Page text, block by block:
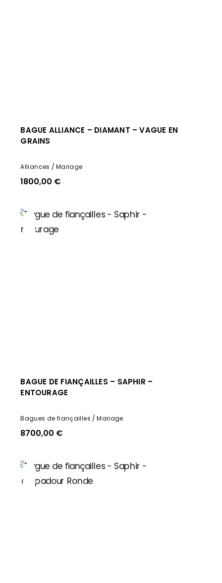
BAGUE ALLIANCE – DIAMANT – VAGUE EN
GRAINS
Alliances Mariage
1800,00 €
BAGUE DE FIANÇAILLES – SAPHIR –
ENTOURAGE
Bagues de fiançailles Mariage
8700,00 €